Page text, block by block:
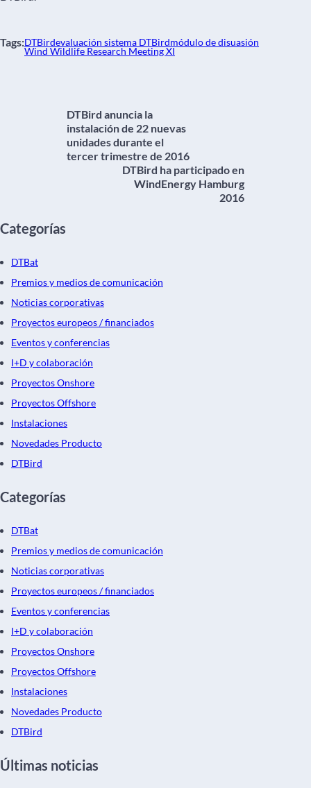
Tags:DTBirdevaluación sistema DTBirdmódulo de disuasión
Wind Wildlife Research Meeting XI
DTBird anuncia la
instalación de 22 nuevas
unidades durante el
tercer trimestre de 2016
DTBird ha participado en
WindEnergy Hamburg
2016
Categorías
DTBat
Premios y medios de comunicación
Noticias corporativas
Proyectos europeos / financiados
Eventos y conferencias
I+D y colaboración
Proyectos Onshore
Proyectos Offshore
Instalaciones
Novedades Producto
DTBird
Categorías
DTBat
Premios y medios de comunicación
Noticias corporativas
Proyectos europeos / financiados
Eventos y conferencias
I+D y colaboración
Proyectos Onshore
Proyectos Offshore
Instalaciones
Novedades Producto
DTBird
Últimas noticias